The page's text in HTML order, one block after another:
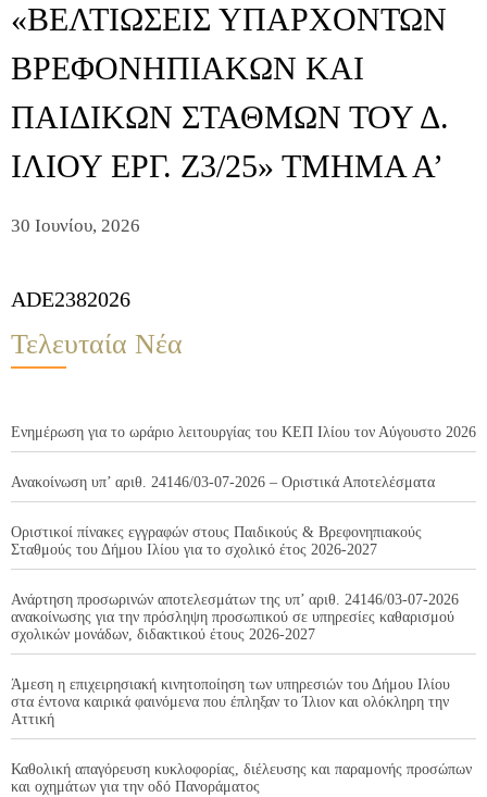
«ΒΕΛΤΙΩΣΕΙΣ ΥΠΑΡΧΟΝΤΩΝ
ΒΡΕΦΟΝΗΠΙΑΚΩΝ ΚΑΙ
ΠΑΙΔΙΚΩΝ ΣΤΑΘΜΩΝ ΤΟΥ Δ.
ΙΛΙΟΥ ΕΡΓ. Ζ3/25» ΤΜΗΜΑ Α’
30 Ιουνίου, 2026
ADE2382026
Τελευταία Νέα
Ενημέρωση για το ωράριο λειτουργίας του ΚΕΠ Ιλίου τον Αύγουστο 2026
Ανακοίνωση υπ’ αριθ. 24146/03-07-2026 – Οριστικά Αποτελέσματα
Οριστικοί πίνακες εγγραφών στους Παιδικούς & Βρεφονηπιακούς
Σταθμούς του Δήμου Ιλίου για το σχολικό έτος 2026-2027
Ανάρτηση προσωρινών αποτελεσμάτων της υπ’ αριθ. 24146/03-07-2026
ανακοίνωσης για την πρόσληψη προσωπικού σε υπηρεσίες καθαρισμού
σχολικών μονάδων, διδακτικού έτους 2026-2027
Άμεση η επιχειρησιακή κινητοποίηση των υπηρεσιών του Δήμου Ιλίου
στα έντονα καιρικά φαινόμενα που έπληξαν το Ίλιον και ολόκληρη την
Αττική
Καθολική απαγόρευση κυκλοφορίας, διέλευσης και παραμονής προσώπων
και οχημάτων για την οδό Πανοράματος